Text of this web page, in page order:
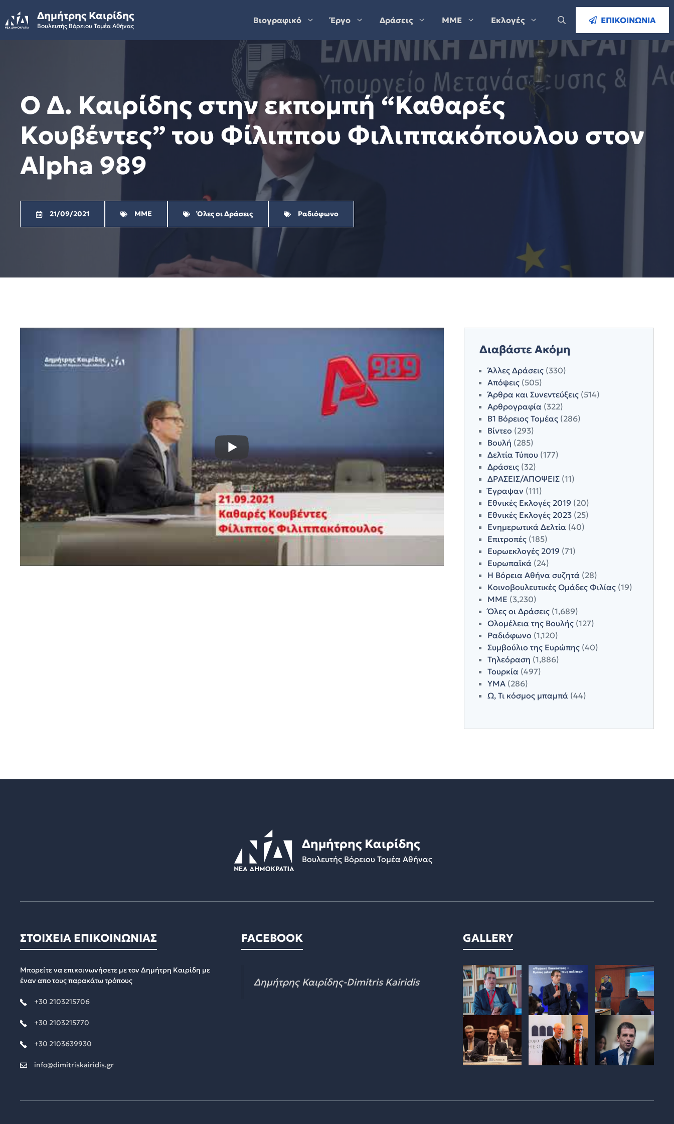
to
content
Δημήτρης Καιρίδης
Βουλευτής Βόρειου Τομέα Αθήνας
Βιογραφικό Έργο Δράσεις ΜΜΕ Εκλογές ΕΠΙΚΟΙΝΩΝΙΑ
Ο Δ. Καιρίδης στην εκπομπή “Καθαρές
Κουβέντες” του Φίλιππου Φιλιππακόπουλου στον
Alpha 989
21/09/2021 ΜΜΕ Όλες οι Δράσεις Ραδιόφωνο
Διαβάστε Ακόμη
Άλλες Δράσεις(330)
Απόψεις(505)
Άρθρα και Συνεντεύξεις(514)
Αρθρογραφία(322)
Β1 Βόρειος Τομέας(286)
Βίντεο (293)
Βουλή (285)
Δελτία Τύπου(177)
Δράσεις(32)
ΔΡΑΣΕΙΣ/ΑΠΟΨΕΙΣ(11)
Έγραψαν (111)
Εθνικές Εκλογές 2019 (20)
Εθνικές Εκλογές 2023(25)
Ενημερωτικά Δελτία(40)
Επιτροπές(185)
Ευρωεκλογές 2019 (71)
Ευρωπαϊκά(24)
Η Βόρεια Αθήνα συζητά(28)
Κοινοβουλευτικές Ομάδες Φιλίας(19)
ΜΜΕ (3,230)
Όλες οι Δράσεις(1,689)
Ολομέλεια της Βουλής(127)
Ραδιόφωνο (1,120)
Συμβούλιο της Ευρώπης(40)
Τηλεόραση (1,886)
Τουρκία(497)
ΥΜΑ(286)
Ω, Τι κόσμος μπαμπά(44)
Δημήτρης Καιρίδης
Βουλευτής Βόρειου Τομέα Αθήνας
ΣΤΟΙΧΕΙΑ ΕΠΙΚΟΙΝΩΝΙΑΣ
Μπορείτε να επικοινωνήσετε με τον Δημήτρη Καιρίδη με
έναν απο τους παρακάτω τρόπους
+30 2103215706
+30 2103215770
+30 2103639930
info@dimitriskairidis.gr
FACEBOOK
Δημήτρης Καιρίδης-Dimitris Kairidis
GALLERY